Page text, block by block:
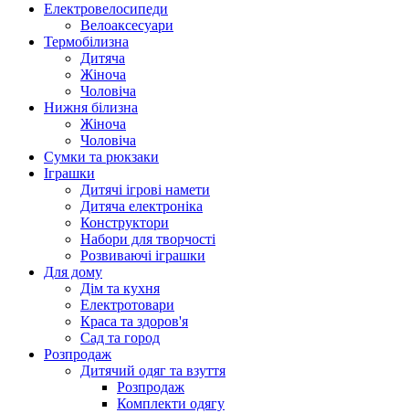
Електровелосипеди
Велоаксесуари
Термобілизна
Дитяча
Жіноча
Чоловіча
Нижня білизна
Жіноча
Чоловіча
Сумки та рюкзаки
Іграшки
Дитячі ігрові намети
Дитяча електроніка
Конструктори
Набори для творчості
Розвиваючі іграшки
Для дому
Дім та кухня
Електротовари
Краса та здоров'я
Сад та город
Розпродаж
Дитячий одяг та взуття
Розпродаж
Комплекти одягу